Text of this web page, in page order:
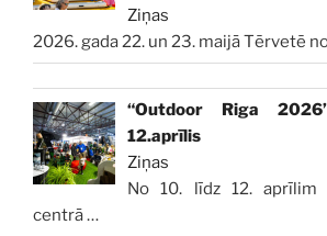
Ziņas
2026. gada 22. un 23. maijā Tērvetē
“Outdoor Riga
12.aprīlis
Ziņas
No 10. līdz 12. aprīlim
centrā…